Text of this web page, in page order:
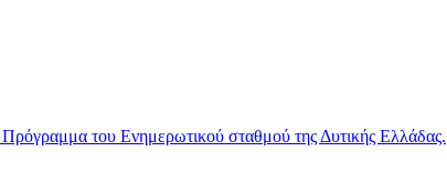
του Ενημερωτικού σταθμού της Δυτικής Ελλάδας.